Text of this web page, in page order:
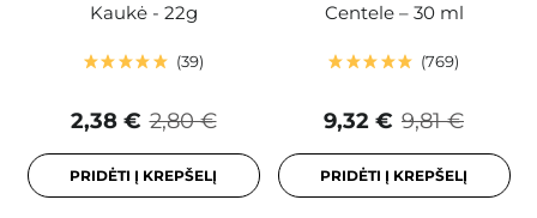
Kaukė - 22g
39
2,80 €
2,38 €
PRIDĖTI Į KREPŠELĮ
Centele – 30 ml
769
9,81 €
9,32 €
PRIDĖTI Į KREPŠELĮ